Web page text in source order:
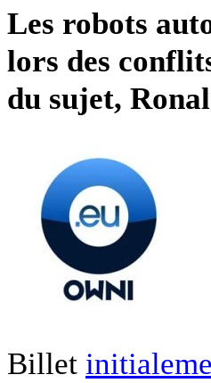
Les robots
lors des
du sujet,
Billet